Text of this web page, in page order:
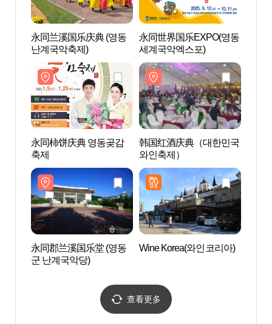
永同兰溪国乐庆典 (영동
난계국악축제)
永同世界国乐EXPO(영동
세계국악엑스포)
永同柿饼庆典 영동곶감
축제
韩国红酒庆典（대한민국
와인축제）
永同郡兰溪国乐堂 (영동
군 난계국악당)
Wine Korea(와인코리아)
查看更多